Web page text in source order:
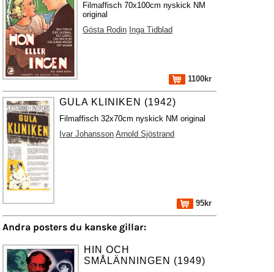
Filmaffisch 70x100cm nyskick NM
original
Gösta Rodin Inga Tidblad
1100kr
GULA KLINIKEN (1942)
Filmaffisch 32x70cm nyskick NM original
Ivar Johansson Arnold Sjöstrand
95kr
Andra posters du kanske gillar:
HIN OCH
SMÅLÄNNINGEN (1949)